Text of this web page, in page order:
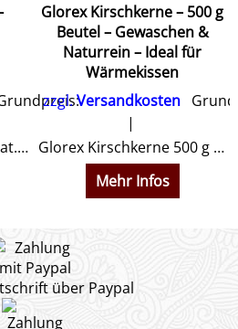
Gummiweiches Granulat. Farbe weiß, Körnung 3-5 mm, auch geeignet für Reborn Baby's
Glorex Kirschkerne – 500 g
Beutel – Gewaschen &
Naturrein – Ideal für
Wärmekissen
zzgl.Versandkosten
Glorex Kirschkerne 500 g kaufen: Gewaschene Naturware (5-8 mm) für Wärmekissen & Stofftiere. Mikrowellengeeignet & 100 % natürlich. Jetzt gesund entspannen!
Mehr Infos